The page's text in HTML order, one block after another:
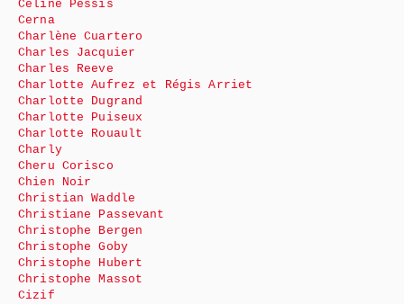
Céline Pessis
Cerna
Charlène Cuartero
Charles Jacquier
Charles Reeve
Charlotte Aufrez et Régis Arriet
Charlotte Dugrand
Charlotte Puiseux
Charlotte Rouault
Charly
Cheru Corisco
Chien Noir
Christian Waddle
Christiane Passevant
Christophe Bergen
Christophe Goby
Christophe Hubert
Christophe Massot
Cizif